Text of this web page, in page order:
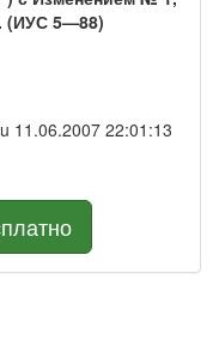
(ИУС 5—88)
11.06.2007 22:01:13